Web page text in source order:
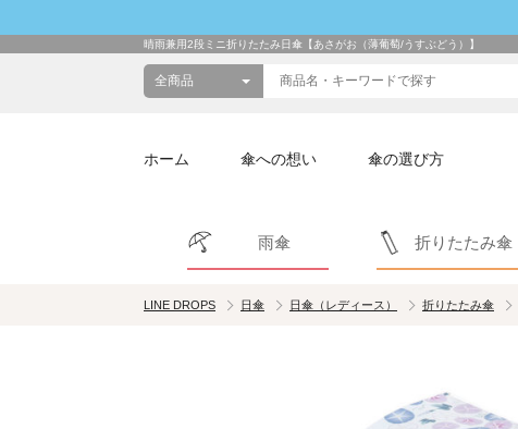
晴雨兼用2段ミニ折りたたみ日傘【あさがお（薄葡萄/うすぶどう）】
ホーム 傘への想い 傘の選び方
雨傘 折りたたみ傘
LINE DROPS 日傘 日傘（レディース） 折りたたみ傘